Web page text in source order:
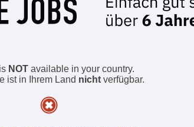
NOT available in your country.
ist in Ihrem Land nichtverfügbar.